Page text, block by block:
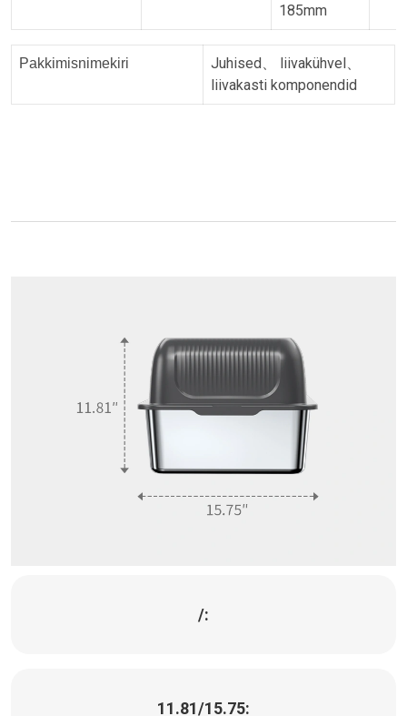
185mm
Pakkimisnimekiri
Juhised、 liivakühvel、
liivakasti komponendid
/:
11.81/15.75: